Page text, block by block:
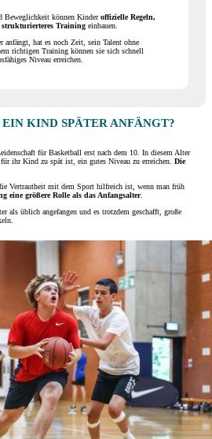
können Kinderoffizielle Regeln,
strukturierteres Training einbauen.
anfängt, hat es noch Zeit, sein Talent ohne
richtigen Training können sie sich schnell
Niveau erreichen.
EIN KIND SPÄTER ANFÄNGT?
für Basketball erst nach dem 10. In diesem Alter
ihr Kind zu spät ist, ein gutes Niveau zu erreichen. Die
Vertrautheit mit dem Sport hilfreich ist, wenn man früh
eine größere Rolle als das Anfangsalter.
als üblich angefangen und es trotzdem geschafft, große